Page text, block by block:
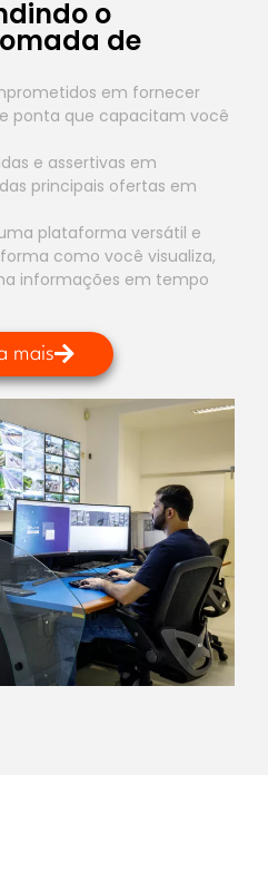
o
de
em fornecer
ponta que capacitam você
e assertivas em
principais ofertas em
plataforma versátil e
como você visualiza,
informações em tempo
mais